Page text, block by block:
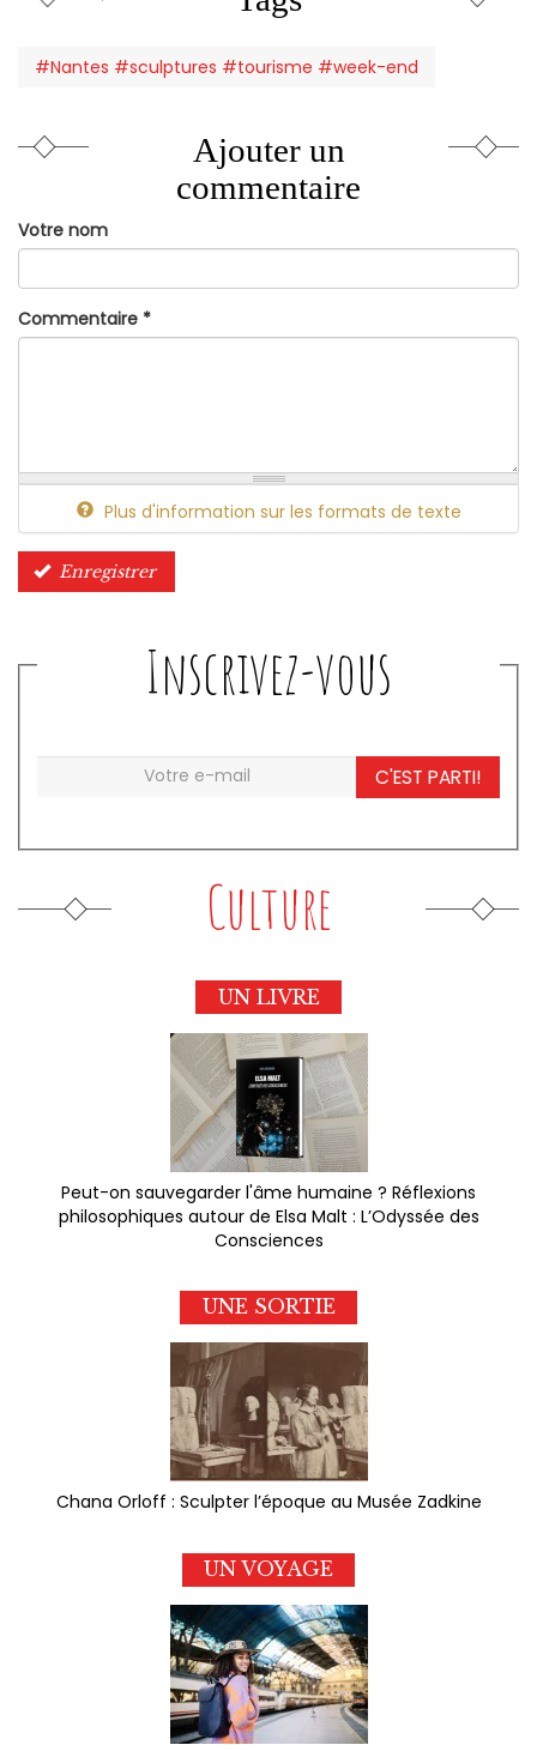
#Nantes #sculptures #tourisme #week-end
Ajouter un
commentaire
Votre nom
Commentaire *
Plus d'information sur les formats de texte
Enregistrer
Inscrivez-vous
C'EST PARTI!
Culture
UN LIVRE
Peut-on sauvegarder l'âme humaine ? Réflexions
philosophiques autour de Elsa Malt : L’Odyssée des
Consciences
UNE SORTIE
Chana Orloff : Sculpter l’époque au Musée Zadkine
UN VOYAGE